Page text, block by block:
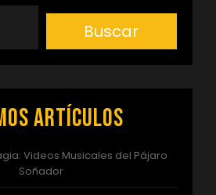
Buscar
artículos
Videos Musicales del Pájaro
Soñador